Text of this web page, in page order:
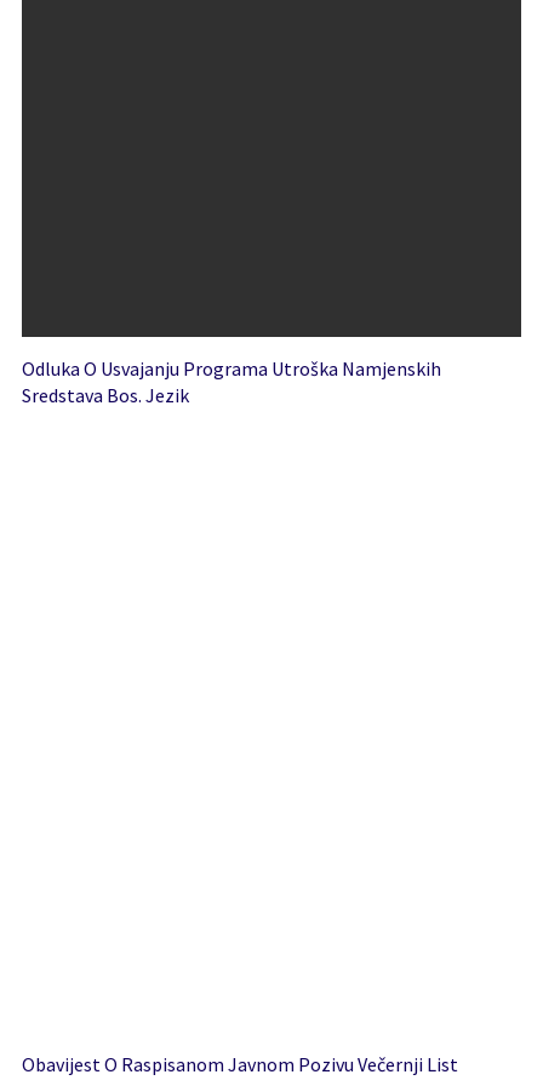
Odluka O Usvajanju Programa Utroška Namjenskih
Sredstava Bos. Jezik
Obavijest O Raspisanom Javnom Pozivu Večernji List